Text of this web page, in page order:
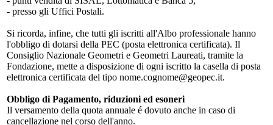
- presso gli Uffici Postali.
Si ricorda, infine, che tutti gli iscritti all'Albo professionale hanno
l'obbligo di dotarsi della PEC (posta elettronica certificata). Il
Consiglio Nazionale Geometri e Geometri Laureati, tramite la
Fondazione, mette a disposizione di ogni iscritto la casella di posta
elettronica certificata del tipo nome.cognome@geopec.it.
Obbligo di Pagamento, riduzioni ed esoneri
Il versamento della quota annuale é dovuto anche in caso di
cancellazione nel corso dell'anno.